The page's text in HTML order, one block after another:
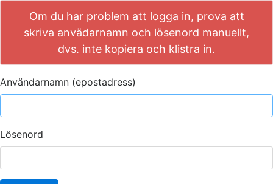
Om du har problem att logga in, prova att
skriva anvädarnamn och lösenord manuellt,
dvs. inte kopiera och klistra in.
Användarnamn (epostadress)
Lösenord